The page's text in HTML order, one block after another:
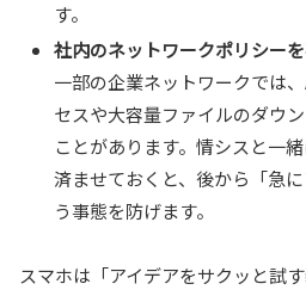
す。
社内のネットワークポリシー
一部の企業ネットワークでは
セスや大容量ファイルのダウ
ことがあります。情シスと一
済ませておくと、後から「急
う事態を防げます。
スマホは「アイデアをサクッと試